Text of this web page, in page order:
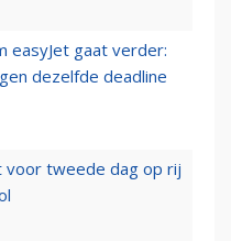
easyJet gaat verder:
dezelfde deadline
voor tweede dag op rij